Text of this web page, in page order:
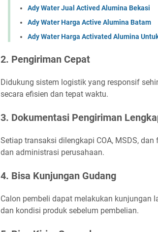
Ady Water Jual Actived Alumina Bekasi
Ady Water Harga Active Alumina Batam
Ady Water Harga Activated Alumina
2. Pengiriman Cepat
Didukung sistem logistik yang responsif
secara efisien dan tepat waktu.
3. Dokumentasi Pengiriman
Setiap transaksi dilengkapi COA, MSDS,
dan administrasi perusahaan.
4. Bisa Kunjungan Gudang
Calon pembeli dapat melakukan kunjungan
dan kondisi produk sebelum pembelian.